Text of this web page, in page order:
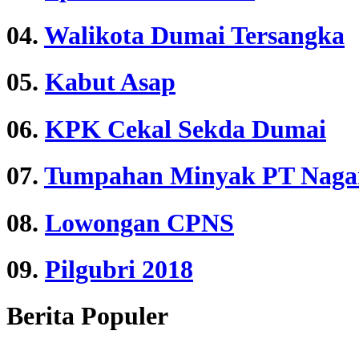
04. Walikota Dumai Tersangka
05. Kabut Asap
06. KPK Cekal Sekda Dumai
07. Tumpahan Minyak PT
08. Lowongan CPNS
09. Pilgubri 2018
Berita Populer